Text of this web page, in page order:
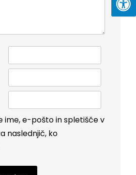
ime, e-pošto in spletišče v
naslednjič, ko